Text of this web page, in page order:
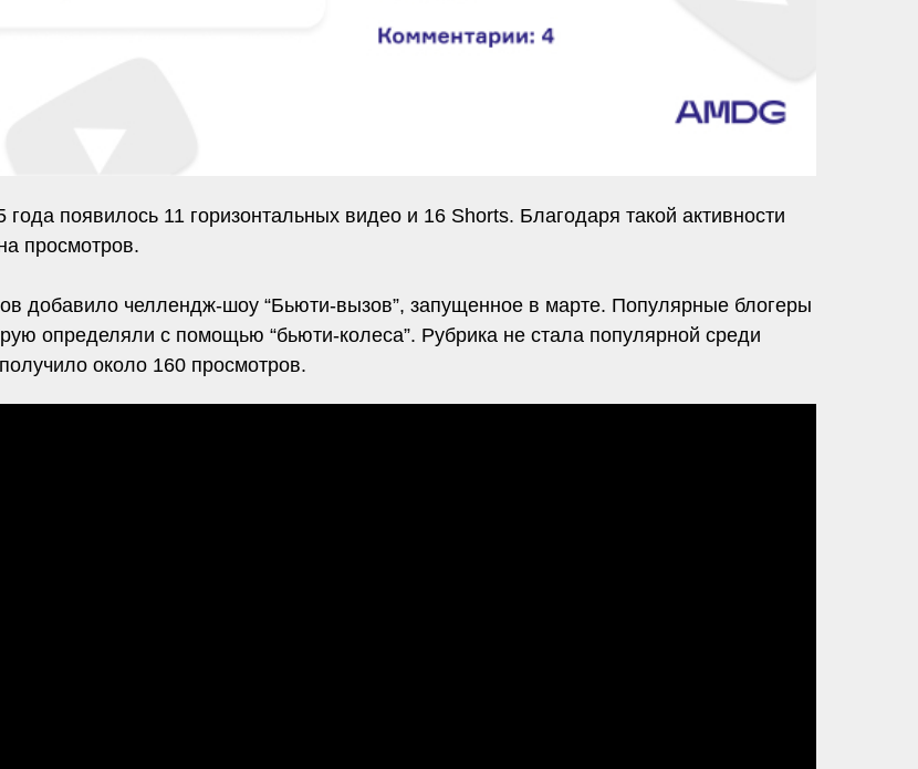
появилось 11 горизонтальных видео и 16 Shorts. Благодаря такой активности
просмотров.
добавило челлендж-шоу “Бьюти-вызов”, запущенное в марте. Популярные блогеры
определяли с помощью “бьюти-колеса”. Рубрика не стала популярной среди
получило около 160 просмотров.